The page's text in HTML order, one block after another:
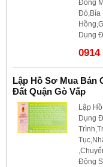
Đồng
Đỏ,Bìa
Dụng
Lập Hồ Sơ Mua Bán
Đất Quận Gò Vấp
Lập
Dụng
Động